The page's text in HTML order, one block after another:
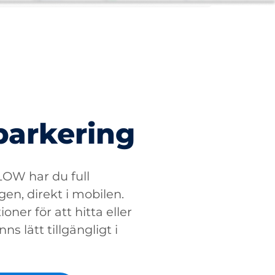
har du full
direkt i mobilen.
för att hitta eller
lätt tillgängligt i